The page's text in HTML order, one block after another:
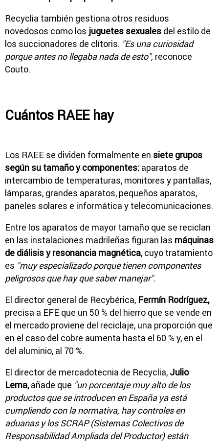
Recyclia también gestiona otros residuos
novedosos como los juguetes sexuales del estilo de
los succionadores de clítoris. "Es una curiosidad
porque antes no llegaba nada de esto", reconoce
Couto.
Cuántos RAEE hay
Los RAEE se dividen formalmente en siete grupos
según su tamaño y componentes: aparatos de
intercambio de temperaturas, monitores y pantallas,
lámparas, grandes aparatos, pequeños aparatos,
paneles solares e informática y telecomunicaciones.
Entre los aparatos de mayor tamaño que se reciclan
en las instalaciones madrileñas figuran las máquinas
de diálisis y resonancia magnética, cuyo tratamiento
es "muy especializado porque tienen componentes
peligrosos que hay que saber manejar".
El director general de Recybérica, Fermín Rodríguez,
precisa a EFE que un 50 % del hierro que se vende en
el mercado proviene del reciclaje, una proporción que
en el caso del cobre aumenta hasta el 60 % y, en el
del aluminio, al 70 %.
El director de mercadotecnia de Recyclia, Julio
Lema,añade que "un porcentaje muy alto de los
productos que se introducen en España ya está
cumpliendo con la normativa, hay controles en
aduanas y los SCRAP (Sistemas Colectivos de
Responsabilidad Ampliada del Productor) están